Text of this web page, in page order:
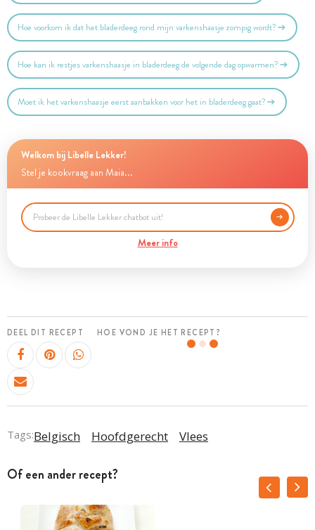
Hoe voorkom ik dat het bladerdeeg rond mijn varkenshaasje zompig wordt?
Hoe kan ik restjes varkenshaasje in bladerdeeg de volgende dag opwarmen?
Moet ik het varkenshaasje eerst aanbakken voor het in bladerdeeg gaat?
Welkom bij Libelle Lekker!
Stel je kookvraag aan Maia...
Meer info
DEEL DIT RECEPT HOE VOND JE HET RECEPT?
Tags:Belgisch Hoofdgerecht Vlees
Of een ander recept?